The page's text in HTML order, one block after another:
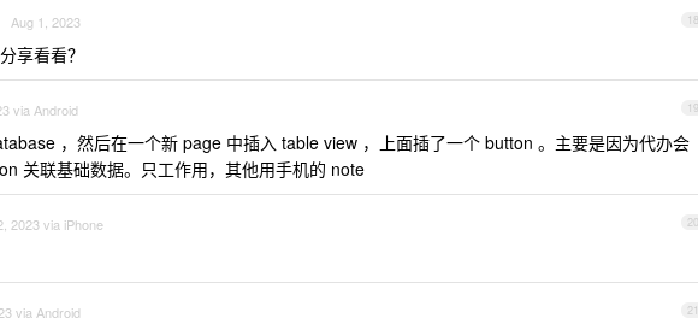
18
Aug 1, 2023
分享看看？
19
via Android
，然后在一个新 page 中插入 table view ，上面插了一个 button 。主要是因为代办会
关联基础数据。只工作用，其他用手机的 note
20
2023 via iPhone
21
via Android